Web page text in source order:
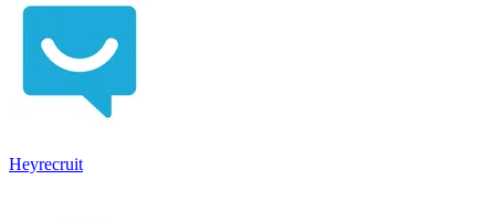
Heyrecruit